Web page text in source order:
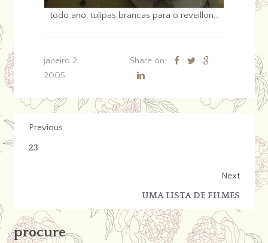
todo ano, tulipas brancas para o reveillon…
janeiro 2,
2005
Share on:
Previous
23
Next
UMA LISTA DE FILMES
procure